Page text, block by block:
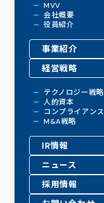
MVV
会社概要
役員紹介
事業紹介
経営戦略
テクノロジー戦略
人的資本
コンプライアンス
M&A戦略
IR情報
ニュース
採用情報